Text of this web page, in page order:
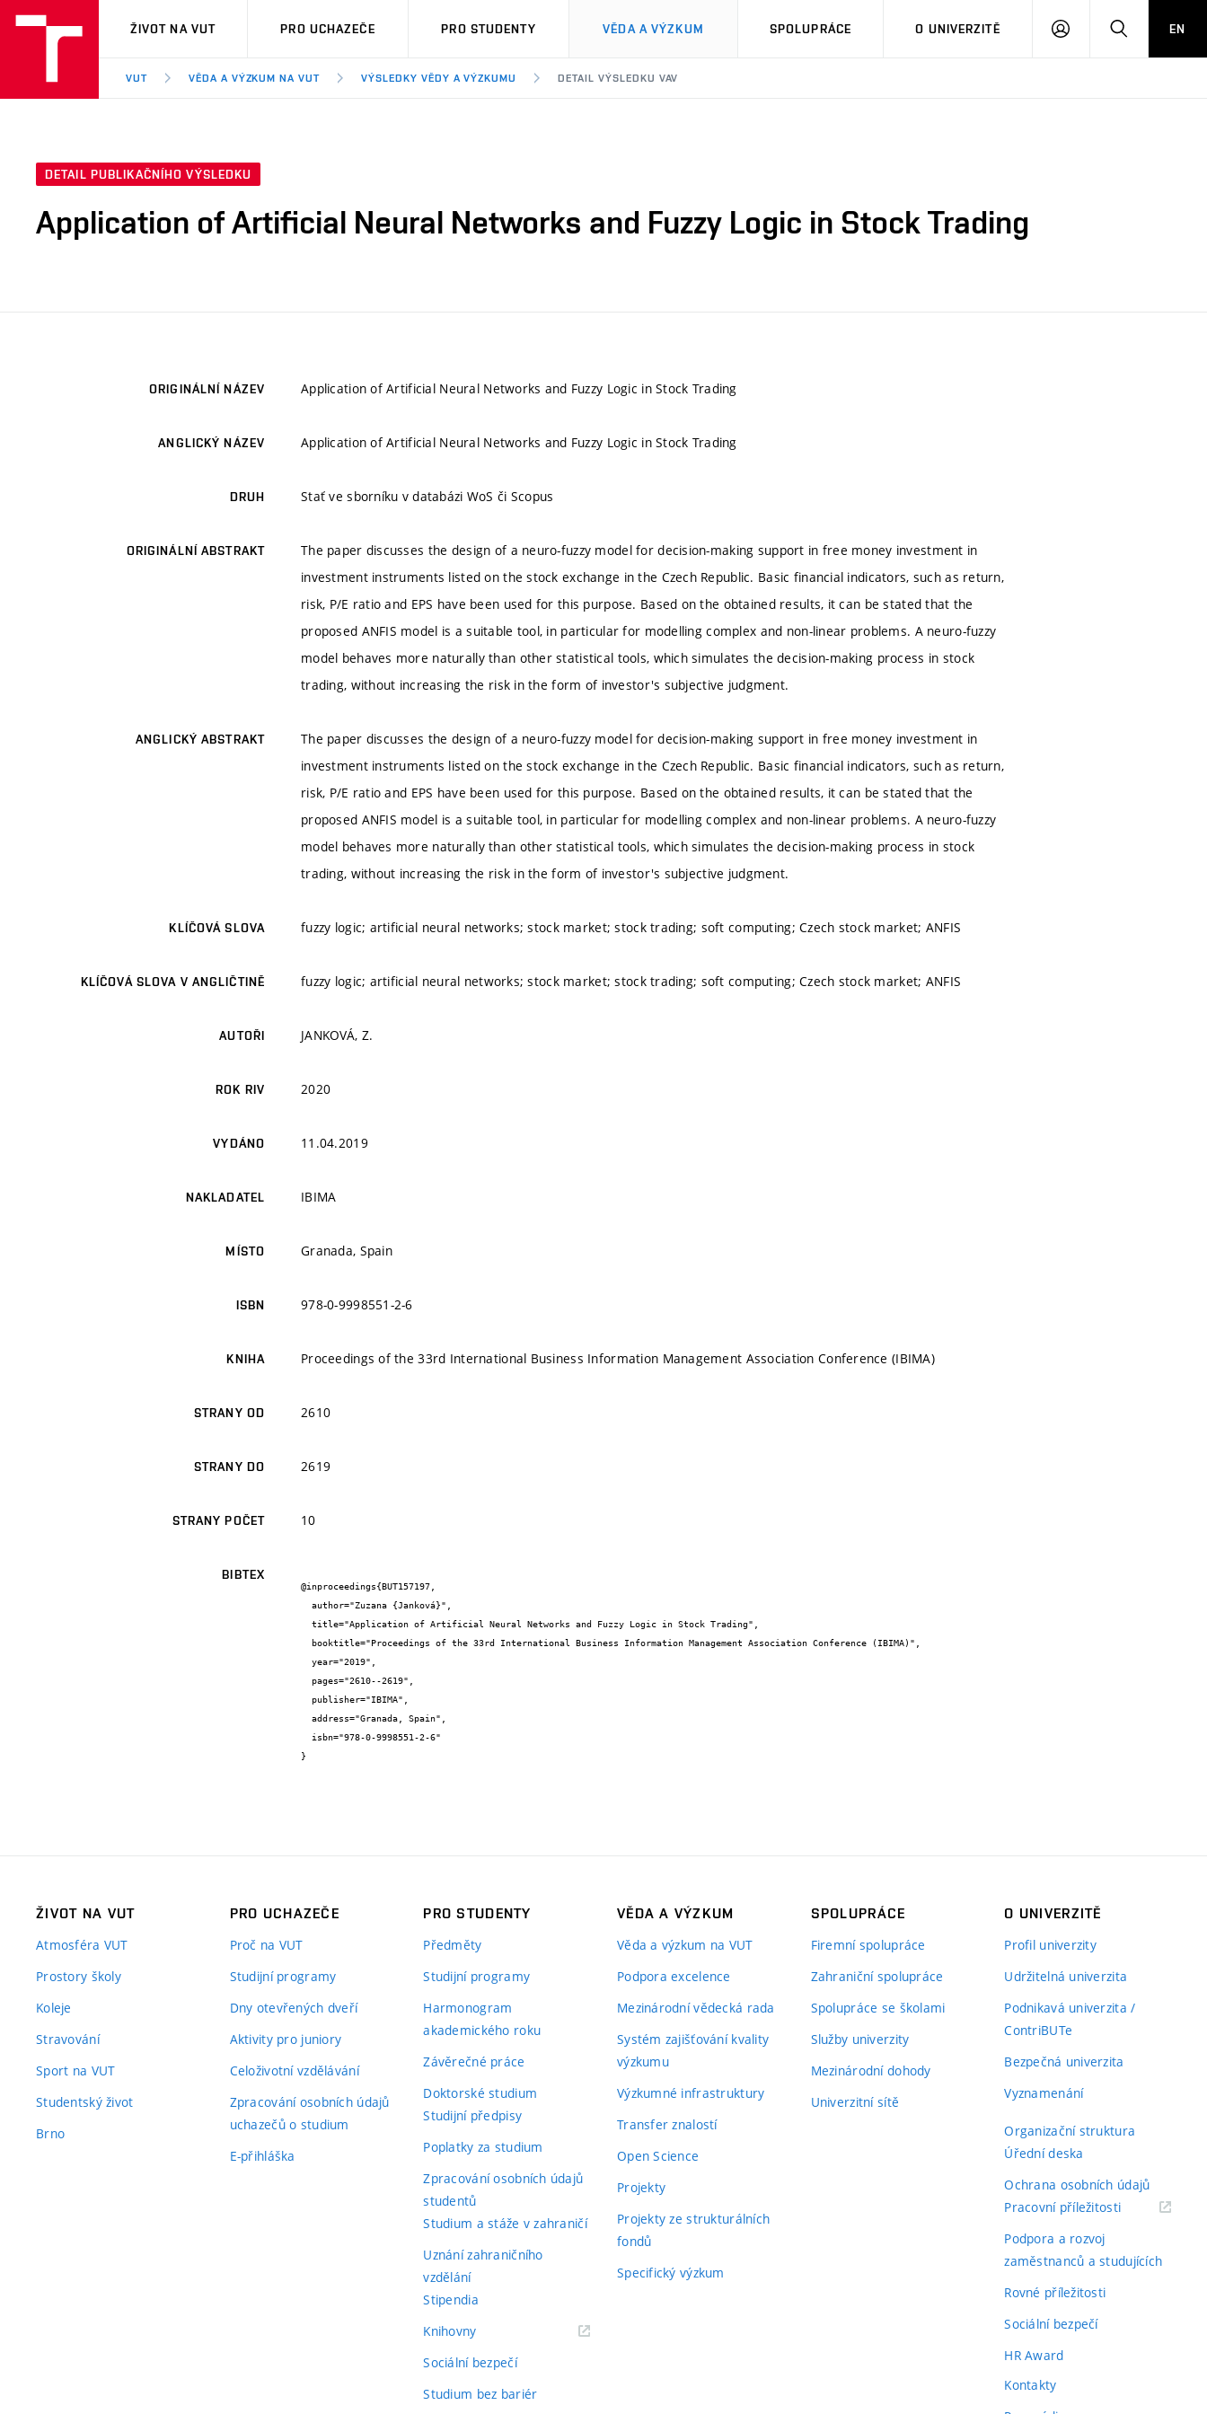
VUT
ŽIVOT NA VUT PRO UCHAZEČE PRO STUDENTY VĚDA A VÝZKUM SPOLUPRÁCE O UNIVERZITĚ
PŘIHLÁSIT HLEDATEN
VUT VĚDA A VÝZKUM NA VUT VÝSLEDKY VĚDY A VÝZKUMU DETAIL VÝSLEDKU VAV
DETAIL PUBLIKAČNÍHO VÝSLEDKU
Application of Artificial Neural Networks and Fuzzy Logic in Stock Trading
ORIGINÁLNÍ NÁZEV Application of Artificial Neural Networks and Fuzzy Logic in Stock Trading
ANGLICKÝ NÁZEV Application of Artificial Neural Networks and Fuzzy Logic in Stock Trading
DRUH Stať ve sborníku v databázi WoS či Scopus
ORIGINÁLNÍ ABSTRAKT
The paper discusses the design of a neuro-fuzzy model for decision-making support in free money investment in
investment instruments listed on the stock exchange in the Czech Republic. Basic financial indicators, such as return,
risk, P/E ratio and EPS have been used for this purpose. Based on the obtained results, it can be stated that the
proposed ANFIS model is a suitable tool, in particular for modelling complex and non-linear problems. A neuro-fuzzy
model behaves more naturally than other statistical tools, which simulates the decision-making process in stock
trading, without increasing the risk in the form of investor's subjective judgment.
ANGLICKÝ ABSTRAKT
The paper discusses the design of a neuro-fuzzy model for decision-making support in free money investment in
investment instruments listed on the stock exchange in the Czech Republic. Basic financial indicators, such as return,
risk, P/E ratio and EPS have been used for this purpose. Based on the obtained results, it can be stated that the
proposed ANFIS model is a suitable tool, in particular for modelling complex and non-linear problems. A neuro-fuzzy
model behaves more naturally than other statistical tools, which simulates the decision-making process in stock
trading, without increasing the risk in the form of investor's subjective judgment.
KLÍČOVÁ SLOVA fuzzy logic; artificial neural networks; stock market; stock trading; soft computing; Czech stock market; ANFIS
KLÍČOVÁ SLOVA V ANGLIČTINĚ fuzzy logic; artificial neural networks; stock market; stock trading; soft computing; Czech stock market; ANFIS
AUTOŘI JANKOVÁ, Z.
ROK RIV 2020
VYDÁNO 11.04.2019
NAKLADATEL IBIMA
MÍSTO Granada, Spain
ISBN 978-0-9998551-2-6
KNIHA Proceedings of the 33rd International Business Information Management Association Conference (IBIMA)
STRANY OD 2610
STRANY DO 2619
STRANY POČET 10
BIBTEX
@inproceedings{BUT157197,
}
ŽIVOT NA VUT
Atmosféra VUT
Prostory školy
Koleje
Stravování
Sport na VUT
Studentský život
Brno
PRO UCHAZEČE
Proč na VUT
Studijní programy
Dny otevřených dveří
Aktivity pro juniory
Celoživotní vzdělávání
Zpracování osobních údajů
uchazečů o studium
E-přihláška
PRO STUDENTY
Předměty
Studijní programy
Harmonogram
akademického roku
Závěrečné práce
Doktorské studium
Studijní předpisy
Poplatky za studium
Zpracování osobních údajů
studentů
Studium a stáže v zahraničí
Uznání zahraničního
vzdělání
Stipendia
Knihovny(externí
Sociální bezpečí
Studium bez bariér
VĚDA A VÝZKUM
Věda a výzkum na VUT
Podpora excelence
Mezinárodní vědecká rada
Systém zajišťování kvality
výzkumu
Výzkumné infrastruktury
Transfer znalostí
Open Science
Projekty
Projekty ze strukturálních
fondů
Specifický výzkum
SPOLUPRÁCE
Firemní spolupráce
Zahraniční spolupráce
Spolupráce se školami
Služby univerzity
Mezinárodní dohody
Univerzitní sítě
O UNIVERZITĚ
Profil univerzity
Udržitelná univerzita
Podnikavá univerzita /
ContriBUTe
Bezpečná univerzita
Vyznamenání
Organizační struktura
Úřední deska
Ochrana osobních údajů
Pracovní příležitosti(externí
Podpora a rozvoj
zaměstnanců a studujících
Rovné příležitosti
Sociální bezpečí
HR Award
Kontakty